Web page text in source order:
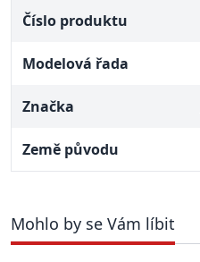
Číslo produktu
Modelová řada
Značka
Země původu
Mohlo by se Vám líbit